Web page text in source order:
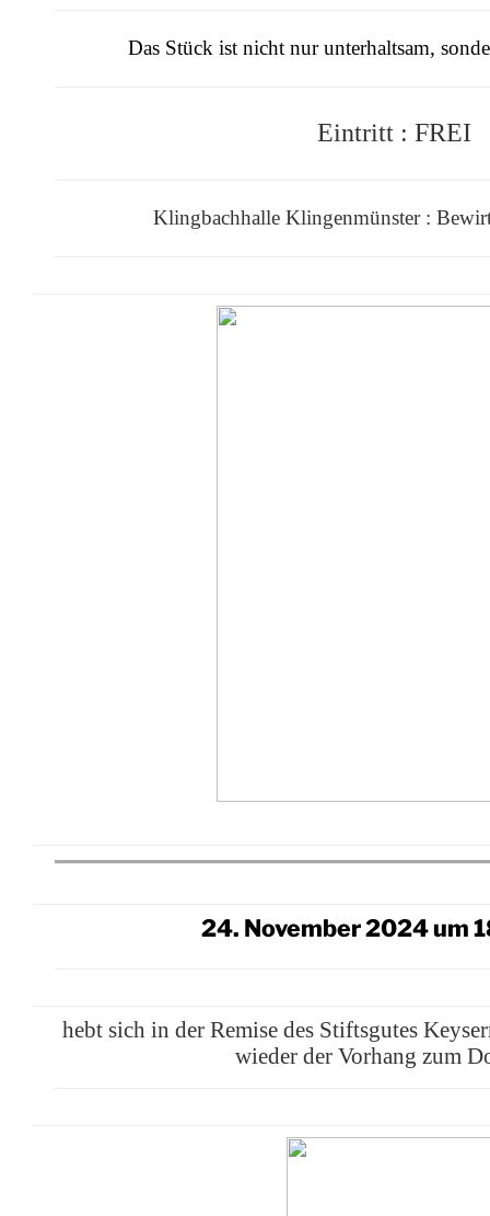
Das Stück ist nicht nur unterhaltsam,
Eintritt : FREI
Klingbachhalle Klingenmünster :
24. November 2024 um
hebt sich in der Remise des Stiftsgutes
wieder der Vorhang zum